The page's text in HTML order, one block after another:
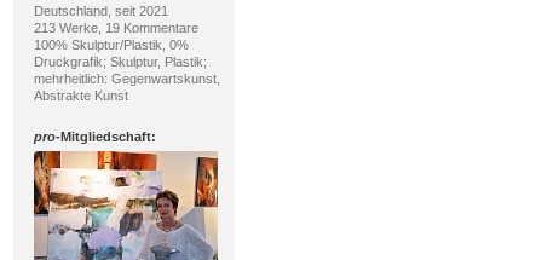
Deutschland, seit 2021
213 Werke, 19 Kommentare
100% Skulptur/Plastik, 0%
Druckgrafik; Skulptur, Plastik;
mehrheitlich: Gegenwartskunst,
Abstrakte Kunst
pro-Mitgliedschaft: